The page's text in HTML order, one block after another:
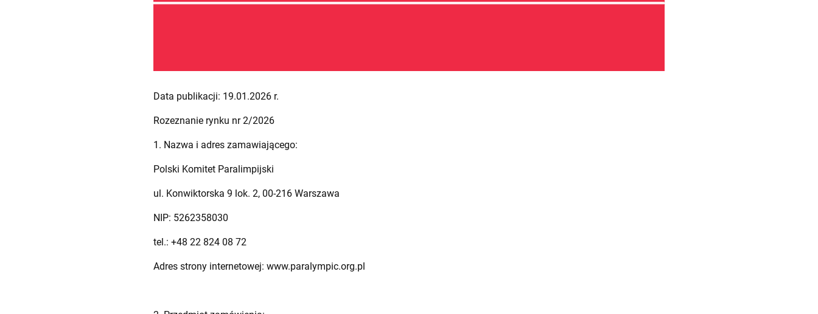
Data publikacji: 19.01.2026 r.
Rozeznanie rynku nr 2/2026
1. Nazwa i adres zamawiającego:
Polski Komitet Paralimpijski
ul. Konwiktorska 9 lok. 2, 00-216 Warszawa
NIP: 5262358030
tel.: +48 22 824 08 72
Adres strony internetowej: www.paralympic.org.pl